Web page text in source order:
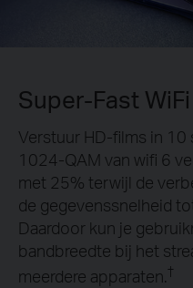
Super-Fast
Verstuur HD-films in
1024-QAM van wifi 6
met 25% terwijl de
de gegevenssnelheid
Daardoor kun je
bandbreedte bij het
meerdere apparaten.†